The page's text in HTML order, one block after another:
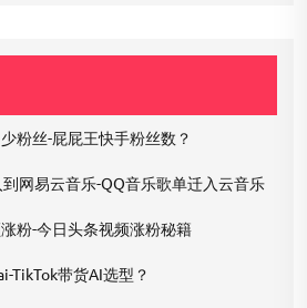
粉丝-屁屁王快手粉丝数？
网易云音乐-QQ音乐歌单迁入云音乐
粉-今日头条视频涨粉秘籍
TikTok带货AI选型？